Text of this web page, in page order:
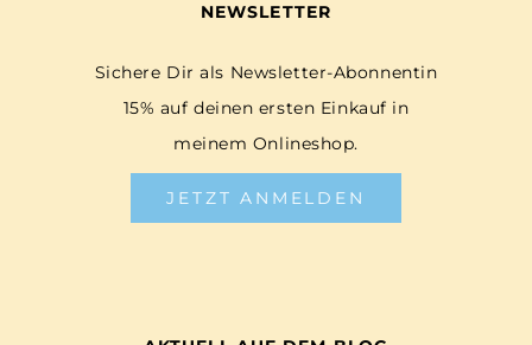
NEWSLETTER
Sichere Dir als Newsletter-Abonnentin
15% auf deinen ersten Einkauf in
meinem Onlineshop.
JETZT ANMELDEN